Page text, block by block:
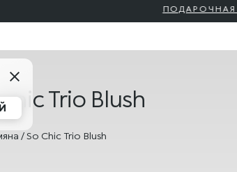
ПОДАРОЧНАЯ
Trio Blush